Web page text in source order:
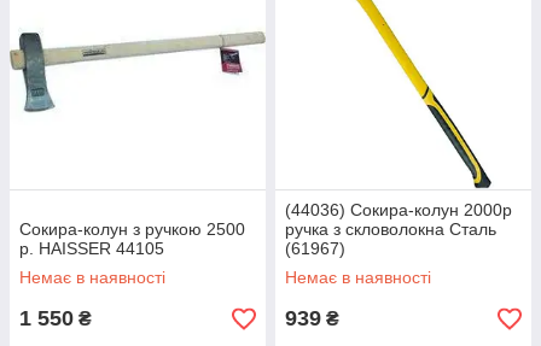
Сокира-колун з ручкою 2500
р. HAISSER 44105
Немає в наявності
1 550 ₴
(44036) Сокира-колун 2000р
ручка з скловолокна Сталь
(61967)
Немає в наявності
939 ₴